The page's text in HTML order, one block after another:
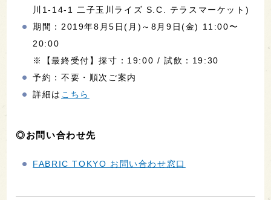
川1-14-1 二子玉川ライズ S.C. テラスマーケット)
期間：2019年8月5日(月)～8月9日(金) 11:00〜
20:00
※【最終受付】採寸：19:00 / 試飲：19:30
予約：不要・順次ご案内
詳細は こちら
◎お問い合わせ先
FABRIC TOKYO お問い合わせ窓口